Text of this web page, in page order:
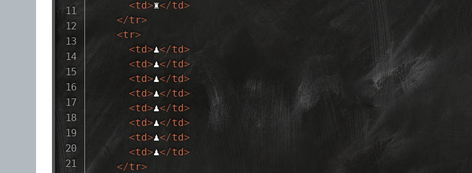
<td>♜</td>
</tr>
<tr>
<td>♟</td>
<td>♟</td>
<td>♟</td>
<td>♟</td>
<td>♟</td>
<td>♟</td>
<td>♟</td>
<td>♟</td>
</tr>